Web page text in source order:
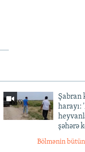
Şabran
harayı:
şəhərə
Bölmənin